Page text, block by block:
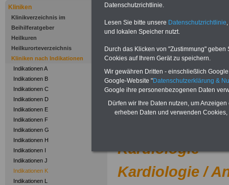
Kliniken
Klinikverzeichnis im
Beihilferatgeber
Heilkuren
Heilkurorteverzeichnis
Kliniken nach Indikationen
Indikationen A
Indikationen B
Indikationen C
Indikationen D
Indikationen E
Indikationen F
Indikationen G
Indikationen H
Indikationen I
Indikationen J
Indikationen K
Indikationen L
Kliniken
.
Kältekammer
Kardiologie
Kardiologie /
Datenschutzrichtlinie.
Lesen Sie bitte unsere Datenschutzrichtlinie
und lokalen Speicher nutzt.
Durch das Klicken von "Zustimmung"
Cookies auf Ihrem Gerät zu speichern.
Wir gewähren Dritten - einschließlich
Google-Website "Datenschutzerklärung &
Google ihre personenbezogenen Daten
Dürfen wir Ihre Daten nutzen, um
erheben Daten und verwenden